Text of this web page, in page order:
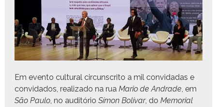
Em even­to cul­tur­al cir­cun­scrito a mil con­vi­dadas e
con­vi­da­dos, real­iza­do na rua Mario de Andrade, em
São Paulo, no auditório Símon Bolí­var, do Memo­r­i­al